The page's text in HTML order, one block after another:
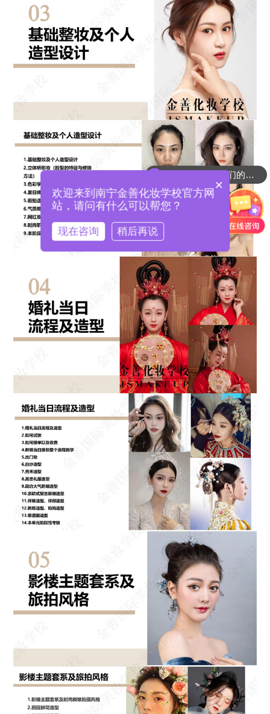
可以介绍一下你们的课程吗？
×
欢迎来到南宁金善化妆学校官方网
站，请问有什么可以帮您？
现在咨询 稍后再说